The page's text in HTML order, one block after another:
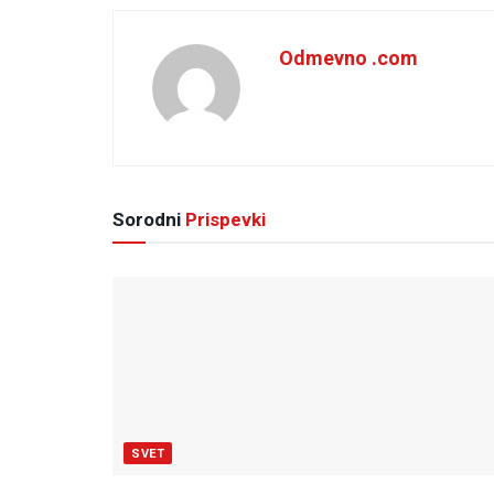
Odmevno .com
Sorodni Prispevki
SVET